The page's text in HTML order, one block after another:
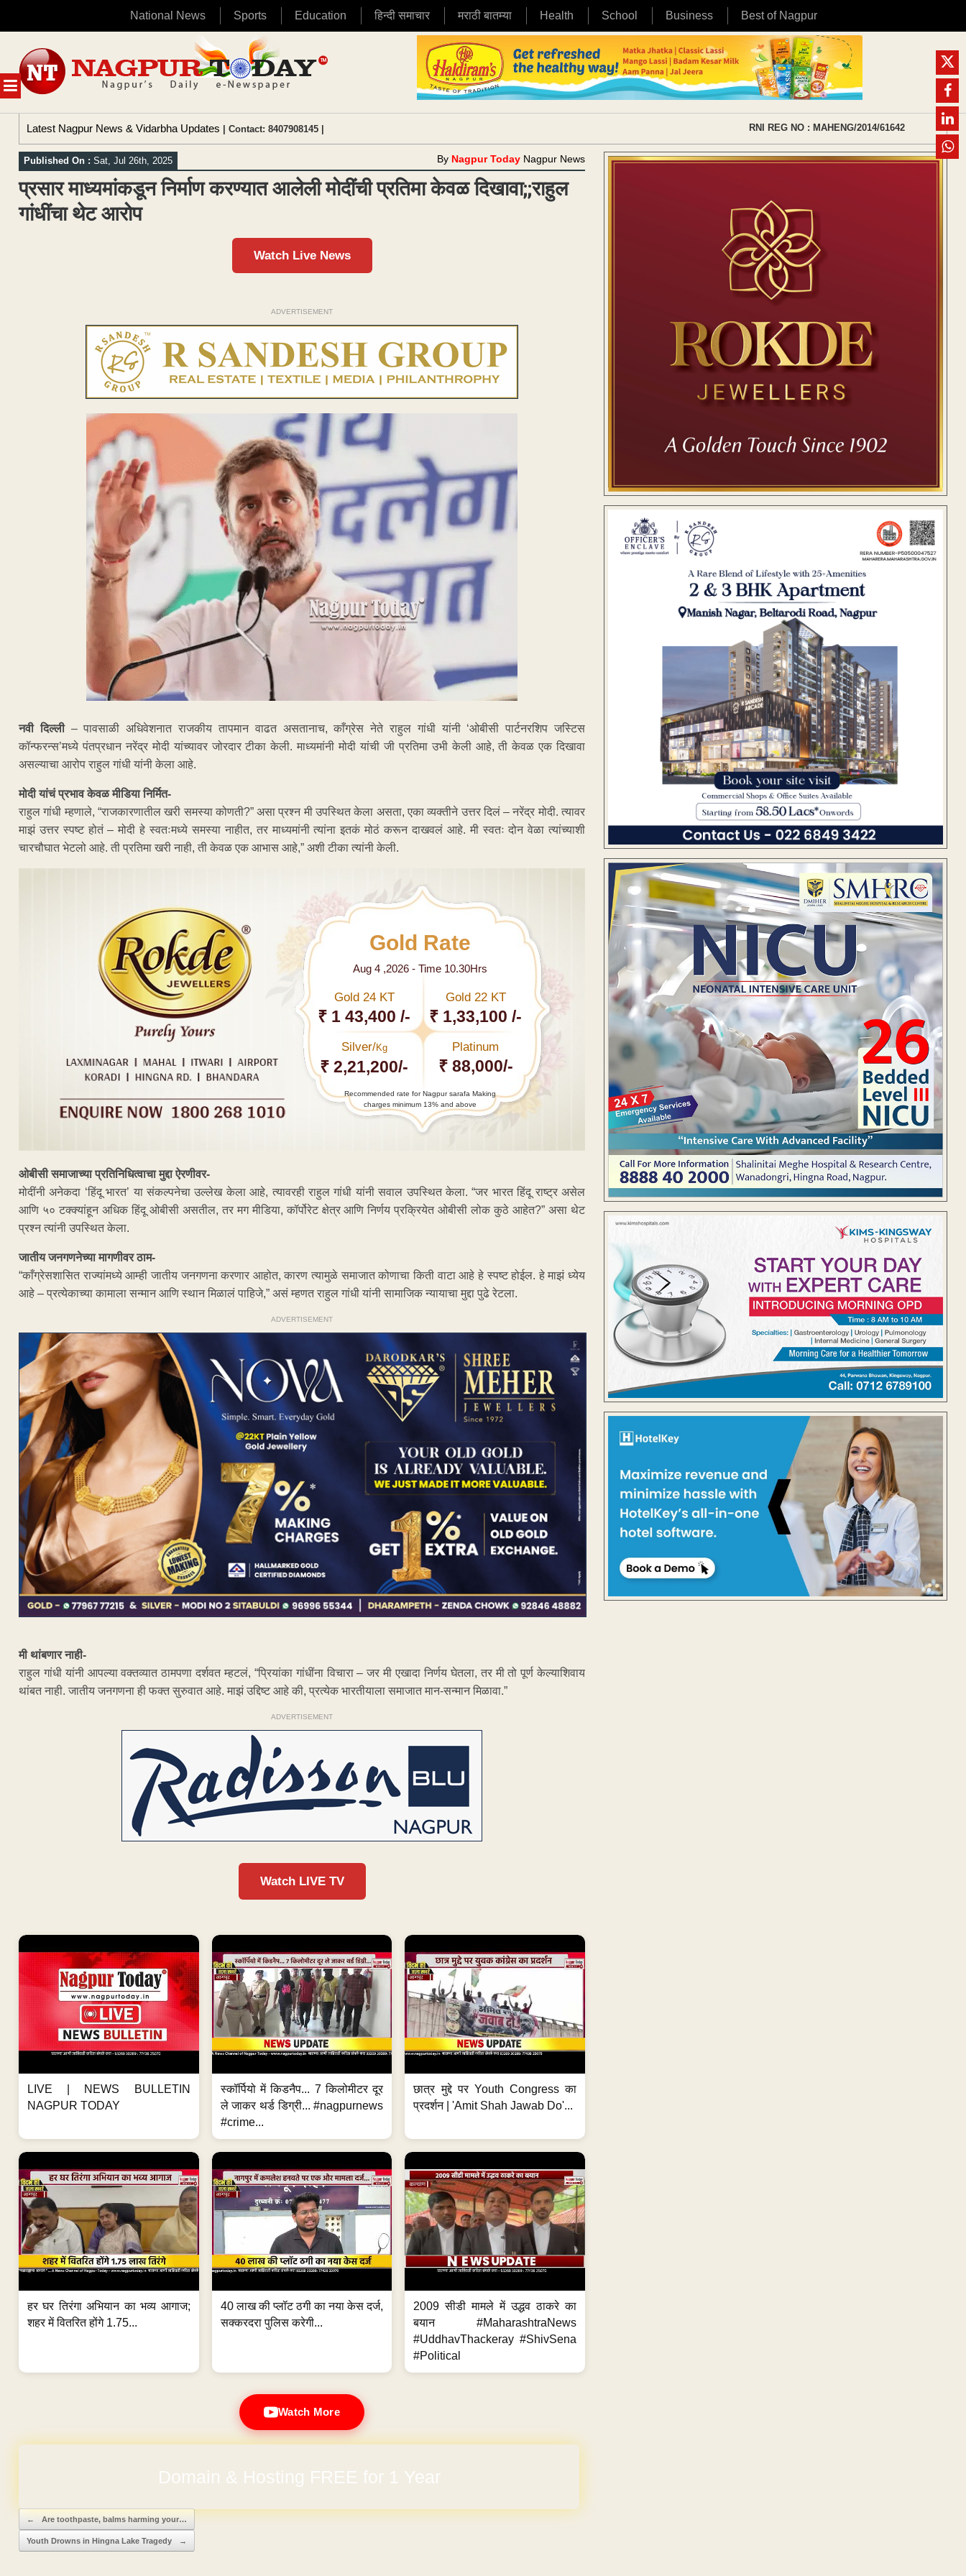
National News Sports Education हिन्दी समाचार मराठी बातम्या Health School Business Best of Nagpur
MENU
content
Latest Nagpur News & Vidarbha Updates | Contact: 8407908145 | RNI REG NO : MAHENG/2014/61642
Published On : Sat, Jul 26th, 2025 By Nagpur Today Nagpur News
प्रसार माध्यमांकडून निर्माण करण्यात आलेली मोदींची प्रतिमा केवळ दिखावा;;राहुल
गांधींचा थेट आरोप
Watch Live News
ADVERTISEMENT
नवी दिल्ली– पावसाळी अधिवेशनात राजकीय तापमान वाढत असतानाच, काँग्रेस नेते राहुल गांधी यांनी ‘ओबीसी पार्टनरशिप जस्टिस
कॉन्फरन्स’मध्ये पंतप्रधान नरेंद्र मोदी यांच्यावर जोरदार टीका केली. माध्यमांनी मोदी यांची जी प्रतिमा उभी केली आहे, ती केवळ एक दिखावा
असल्याचा आरोप राहुल गांधी यांनी केला आहे.
मोदी यांचं प्रभाव केवळ मीडिया निर्मित-
राहुल गांधी म्हणाले, “राजकारणातील खरी समस्या कोणती?” असा प्रश्न मी उपस्थित केला असता, एका व्यक्तीने उत्तर दिलं – नरेंद्र मोदी. त्यावर
माझं उत्तर स्पष्ट होतं – मोदी हे स्वतःमध्ये समस्या नाहीत, तर माध्यमांनी त्यांना इतकं मोठं करून दाखवलं आहे. मी स्वतः दोन वेळा त्यांच्याशी
चारचौघात भेटलो आहे. ती प्रतिमा खरी नाही, ती केवळ एक आभास आहे,” अशी टीका त्यांनी केली.
Gold Rate
Aug 4 ,2026 - Time 10.30Hrs
Gold 24 KT
₹ 1 43,400 /-
Gold 22 KT
₹ 1,33,100 /-
Silver/Kg
₹ 2,21,200/-
Platinum
₹ 88,000/-
Recommended rate for Nagpur sarafa Making
charges minimum 13% and above
ओबीसी समाजाच्या प्रतिनिधित्वाचा मुद्दा ऐरणीवर-
मोदींनी अनेकदा ‘हिंदू भारत’ या संकल्पनेचा उल्लेख केला आहे, त्यावरही राहुल गांधी यांनी सवाल उपस्थित केला. “जर भारत हिंदू राष्ट्र असेल
आणि ५० टक्क्यांहून अधिक हिंदू ओबीसी असतील, तर मग मीडिया, कॉर्पोरेट क्षेत्र आणि निर्णय प्रक्रियेत ओबीसी लोक कुठे आहेत?” असा थेट
प्रश्न त्यांनी उपस्थित केला.
जातीय जनगणनेच्या मागणीवर ठाम-
“काँग्रेसशासित राज्यांमध्ये आम्ही जातीय जनगणना करणार आहोत, कारण त्यामुळे समाजात कोणाचा किती वाटा आहे हे स्पष्ट होईल. हे माझं ध्येय
आहे – प्रत्येकाच्या कामाला सन्मान आणि स्थान मिळालं पाहिजे,” असं म्हणत राहुल गांधी यांनी सामाजिक न्यायाचा मुद्दा पुढे रेटला.
ADVERTISEMENT
मी थांबणार नाही-
राहुल गांधी यांनी आपल्या वक्तव्यात ठामपणा दर्शवत म्हटलं, “प्रियांका गांधींना विचारा – जर मी एखादा निर्णय घेतला, तर मी तो पूर्ण केल्याशिवाय
थांबत नाही. जातीय जनगणना ही फक्त सुरुवात आहे. माझं उद्दिष्ट आहे की, प्रत्येक भारतीयाला समाजात मान-सन्मान मिळावा.”
ADVERTISEMENT
Watch LIVE TV
LIVE | NEWS BULLETIN
NAGPUR TODAY
स्कॉर्पियो में किडनैप... 7 किलोमीटर दूर
ले जाकर थर्ड डिग्री... #nagpurnews
#crime...
छात्र मुद्दे पर Youth Congress का
प्रदर्शन | 'Amit Shah Jawab Do'...
हर घर तिरंगा अभियान का भव्य आगाज;
शहर में वितरित होंगे 1.75...
40 लाख की प्लॉट ठगी का नया केस दर्ज,
सक्करदरा पुलिस करेगी...
2009 सीडी मामले में उद्धव ठाकरे का
बयान #MaharashtraNews
#UddhavThackeray #ShivSena
#Political
Watch More
Domain & Hosting FREE for 1 Year
Post navigation
← Are toothpaste, balms harming your…
Youth Drowns in Hingna Lake Tragedy →